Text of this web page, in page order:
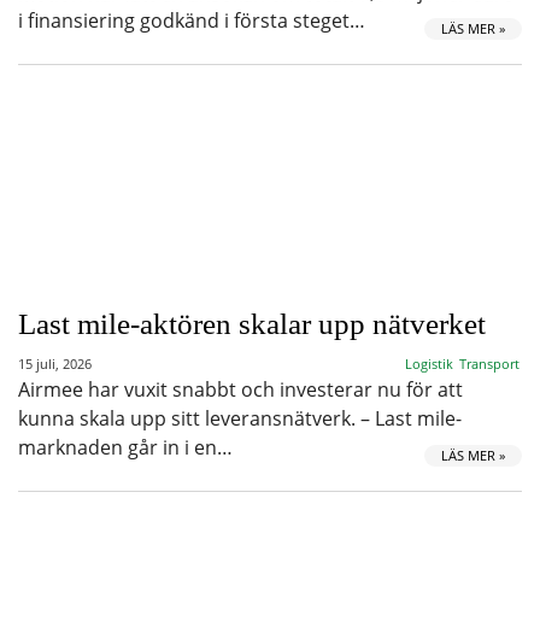
i finansiering godkänd i första steget…
LÄS MER »
Last mile-aktören skalar upp nätverket
15 juli, 2026 Logistik Transport
Airmee har vuxit snabbt och investerar nu för att
kunna skala upp sitt leveransnätverk. – Last mile-
marknaden går in i en…
LÄS MER »